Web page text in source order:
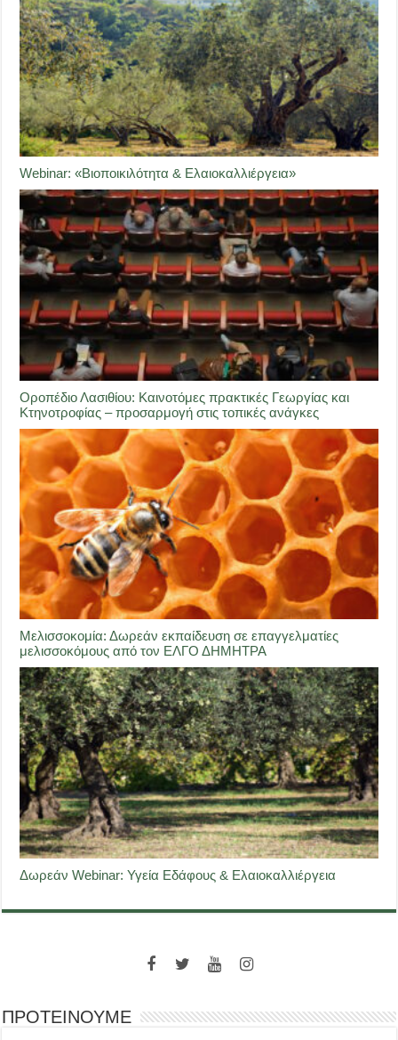
Webinar: «Βιοποικιλότητα & Ελαιοκαλλιέργεια»
Οροπέδιο Λασιθίου: Καινοτόμες πρακτικές Γεωργίας και
Κτηνοτροφίας – προσαρμογή στις τοπικές ανάγκες
Μελισσοκομία: Δωρεάν εκπαίδευση σε επαγγελματίες
μελισσοκόμους από τον ΕΛΓΟ ΔΗΜΗΤΡΑ
Δωρεάν Webinar: Υγεία Εδάφους & Ελαιοκαλλιέργεια
ΠΡΟΤΕΙΝΟΥΜΕ